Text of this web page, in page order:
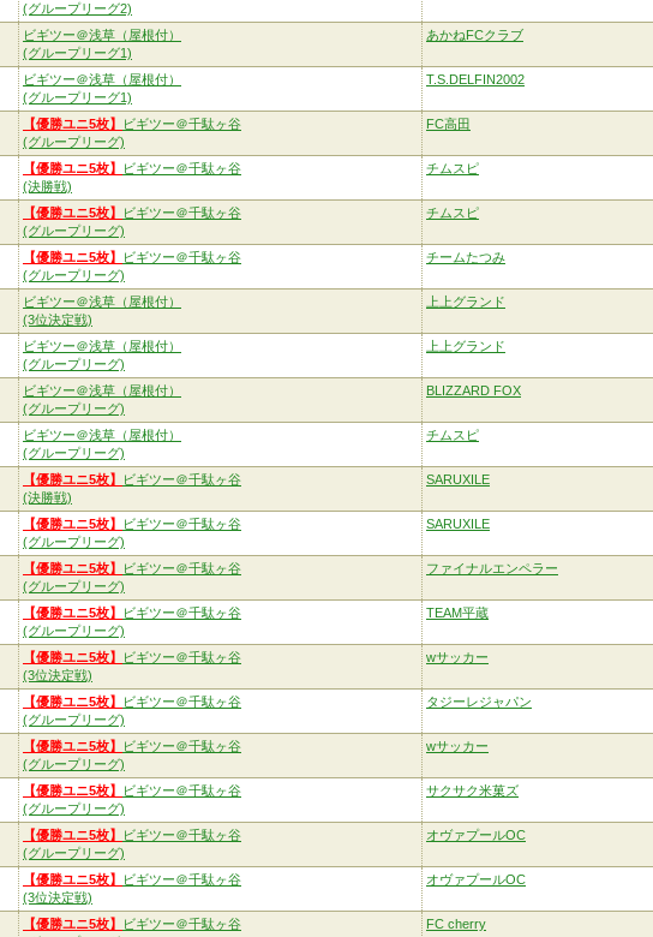
(グループリーグ2)
ビギツー＠浅草（屋根付）
(グループリーグ1)
あかねFCクラブ
ビギツー＠浅草（屋根付）
(グループリーグ1)
T.S.DELFIN2002
【優勝ユニ5枚】
ビギツー＠千駄ヶ谷
(グループリーグ)
FC高田
【優勝ユニ5枚】
ビギツー＠千駄ヶ谷
(決勝戦)
チムスピ
【優勝ユニ5枚】
ビギツー＠千駄ヶ谷
(グループリーグ)
チムスピ
【優勝ユニ5枚】
ビギツー＠千駄ヶ谷
(グループリーグ)
チームたつみ
ビギツー＠浅草（屋根付）
(3位決定戦)
上上グランド
ビギツー＠浅草（屋根付）
(グループリーグ)
上上グランド
ビギツー＠浅草（屋根付）
(グループリーグ)
BLIZZARD FOX
ビギツー＠浅草（屋根付）
(グループリーグ)
チムスピ
【優勝ユニ5枚】
ビギツー＠千駄ヶ谷
(決勝戦)
SARUXILE
【優勝ユニ5枚】
ビギツー＠千駄ヶ谷
(グループリーグ)
SARUXILE
【優勝ユニ5枚】
ビギツー＠千駄ヶ谷
(グループリーグ)
ファイナルエンペラー
【優勝ユニ5枚】
ビギツー＠千駄ヶ谷
(グループリーグ)
TEAM平蔵
【優勝ユニ5枚】
ビギツー＠千駄ヶ谷
(3位決定戦)
wサッカー
【優勝ユニ5枚】
ビギツー＠千駄ヶ谷
(グループリーグ)
タジーレジャパン
【優勝ユニ5枚】
ビギツー＠千駄ヶ谷
(グループリーグ)
wサッカー
【優勝ユニ5枚】
ビギツー＠千駄ヶ谷
(グループリーグ)
サクサク米菓ズ
【優勝ユニ5枚】
ビギツー＠千駄ヶ谷
(グループリーグ)
オヴァプールOC
【優勝ユニ5枚】
ビギツー＠千駄ヶ谷
(3位決定戦)
オヴァプールOC
【優勝ユニ5枚】
ビギツー＠千駄ヶ谷
FC cherry